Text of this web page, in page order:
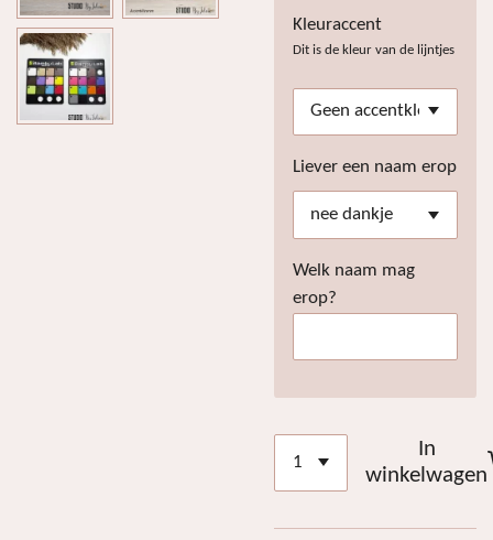
Kleuraccent
Dit is de kleur van de lijntjes
Liever een naam erop
Welk naam mag
erop?
In
winkelwagen